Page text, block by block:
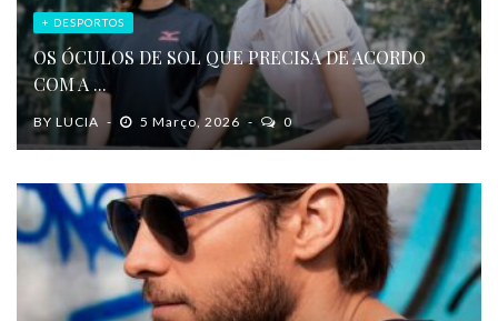
+ DESPORTOS
OS ÓCULOS DE SOL QUE PRECISA DE ACORDO
COM A ...
BY LUCIA 5 Março, 2026 0